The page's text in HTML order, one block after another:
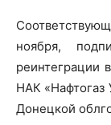
ноября,
реинтеграции
НАК «Нафтогаз
Донецкой